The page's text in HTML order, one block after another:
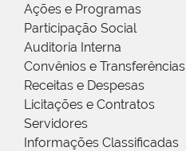
Ações e Programas
Participação Social
Auditoria Interna
Convênios e Transferências
Receitas e Despesas
Licitações e Contratos
Servidores
Informações Classificadas